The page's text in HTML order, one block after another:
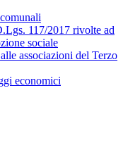
117/2017 rivolte ad
sociale
associazioni del Terzo
economici